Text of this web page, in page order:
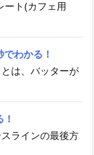
ート(カフェ用
わかる！
は、バッターが
ラインの最後方